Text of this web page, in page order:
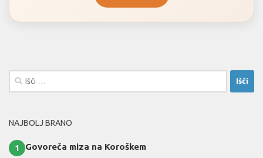
Išči:
NAJBOLJ BRANO
1 Govoreča miza na Koroškem